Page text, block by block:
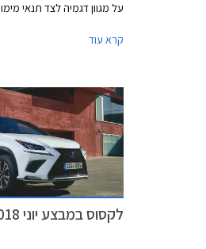
על מגוון דגמיה לצד תנאי מימון
קרא עוד
לקסוס במבצע יוני 2018